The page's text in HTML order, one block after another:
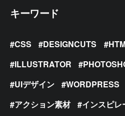
キーワード
CSS DESIGNCUTS
ILLUSTRATOR
UIデザイン
WORDPRESS
アクション素材
インスピレ